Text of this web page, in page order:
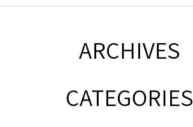
ARCHIVES
CATEGORIES